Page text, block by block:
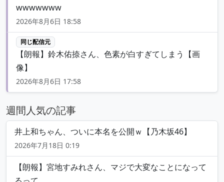
wwwwwww
2026年8月6日 18:58
同じ配信元
【朗報】鈴木佑捺さん、色素が白すぎてしまう【画
像】
2026年8月6日 17:58
週間人気の記事
井上和ちゃん、ついに本名を公開ｗ【乃木坂46】
2026年7月18日 0:19
【朗報】宮地すみれさん、マジで大変なことになって